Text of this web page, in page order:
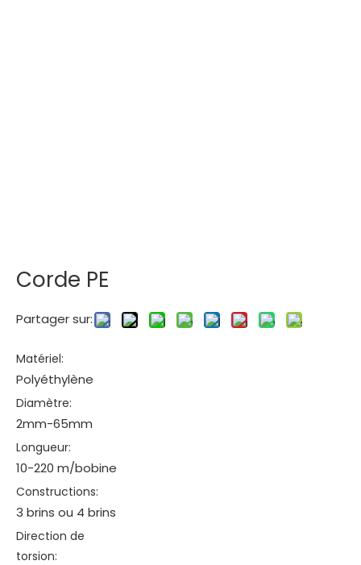
Corde PE
Partager sur:
Matériel:
Polyéthylène
Diamètre:
2mm-65mm
Longueur:
10-220 m/bobine
Constructions:
3 brins ou 4 brins
Direction de
torsion: